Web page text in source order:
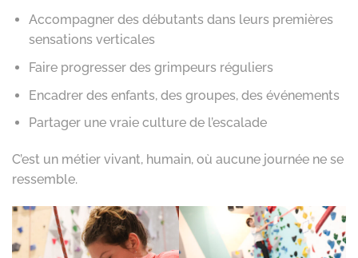
Accompagner des débutants dans leurs premières
sensations verticales
Faire progresser des grimpeurs réguliers
Encadrer des enfants, des groupes, des événements
Partager une vraie culture de l’escalade
C’est un métier vivant, humain, où aucune journée ne se
ressemble.